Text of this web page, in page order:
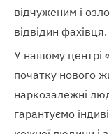
відчуженим і
відвідин фахівця.
У нашому центрі
початку нового
наркозалежні
гарантуємо